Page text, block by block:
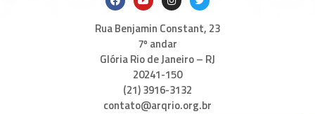
Rua Benjamin Constant, 23
7º andar
Glória Rio de Janeiro – RJ
20241-150
(21) 3916-3132
contato@arqrio.org.br